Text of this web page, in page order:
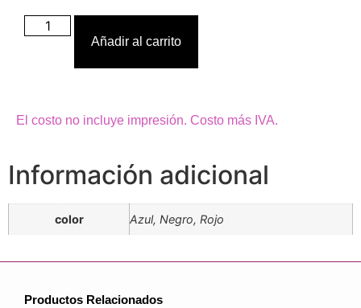
Añadir al carrito
El costo no incluye impresión. Costo más IVA.
Información adicional
color Azul, Negro, Rojo
Productos Relacionados